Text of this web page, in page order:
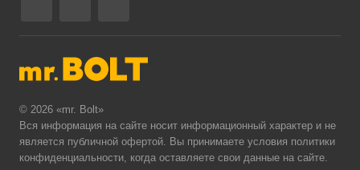
© 2026 «mr. Bolt»
Вся информация на сайте носит информационный характер и не
является публичной офертой. Вы принимаете условия политики
конфиденциальности, когда оставляете свои данные на сайте.